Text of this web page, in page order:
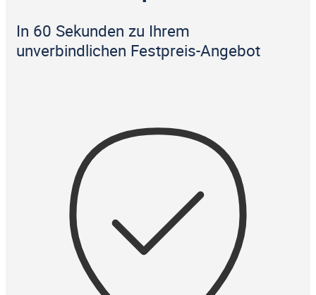
In 60 Sekunden zu Ihrem
unverbindlichen Festpreis-Angebot